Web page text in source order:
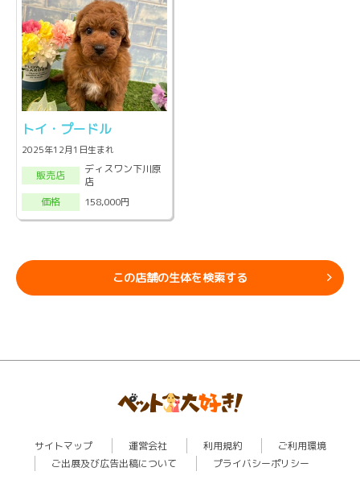
トイ・プードル
2025年12月1日生まれ
販売店
ディスワン下川原
店
価格
158,000円
この店舗の生体を検索する
サイトマップ 運営会社 利用規約
ご利用環境
ご出展及び広告出稿について
プライバシーポリシー